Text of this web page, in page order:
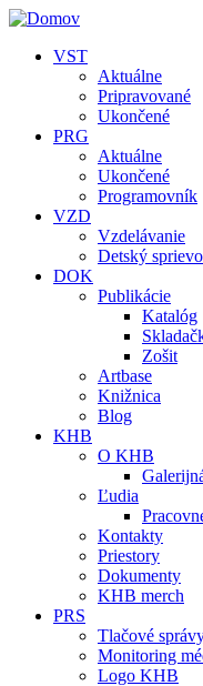
Skočiť na hlavný obsah
VST
Aktuálne
Pripravované
Ukončené
PRG
Aktuálne
Ukončené
Programovník
VZD
Vzdelávanie
Detský
DOK
Publikácie
Katalóg
Zošit
Artbase
Knižnica
Blog
KHB
O KHB
Ľudia
Kontakty
Priestory
Dokumenty
KHB merch
PRS
Tlačové
Monitoring
Logo KHB